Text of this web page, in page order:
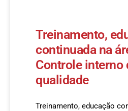
Treinamento,
continuada na
Controle interno
qualidade
Treinamento, educação